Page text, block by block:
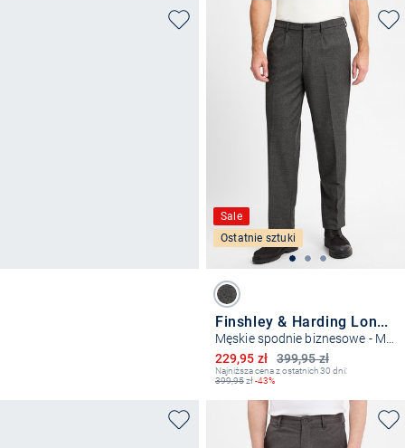
Sale
Ostatnie sztuki
Finshley & Harding London
Męskie spodnie biznesowe - Marlon
399,95 zł
Obniżona cena
229,95 zł
Najniższa cena z ostatnich 30 dni:
399,95zł-43%